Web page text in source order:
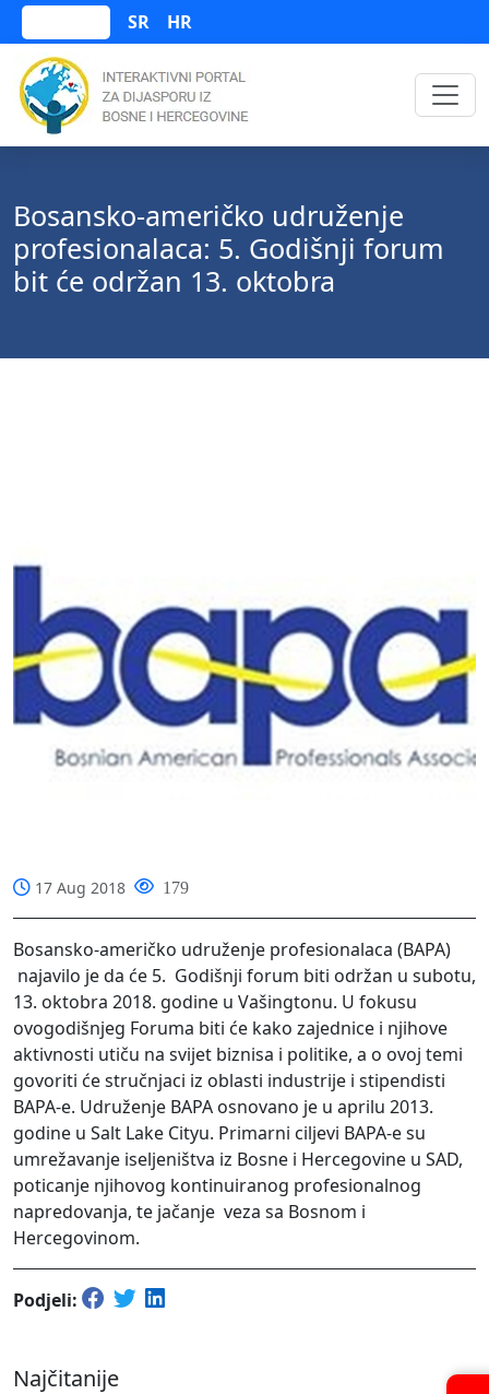
SR HR
Bosansko-američko udruženje
profesionalaca: 5. Godišnji forum
bit će održan 13. oktobra
17 Aug 2018 179
Bosansko-američko udruženje profesionalaca (BAPA)
najavilo je da će 5. Godišnji forum biti održan u subotu,
13. oktobra 2018. godine u Vašingtonu. U fokusu
ovogodišnjeg Foruma biti će kako zajednice i njihove
aktivnosti utiču na svijet biznisa i politike, a o ovoj temi
govoriti će stručnjaci iz oblasti industrije i stipendisti
BAPA-e. Udruženje BAPA osnovano je u aprilu 2013.
godine u Salt Lake Cityu. Primarni ciljevi BAPA-e su
umrežavanje iseljeništva iz Bosne i Hercegovine u SAD,
poticanje njihovog kontinuiranog profesionalnog
napredovanja, te jačanje veza sa Bosnom i
Hercegovinom.
Podjeli:
Najčitanije